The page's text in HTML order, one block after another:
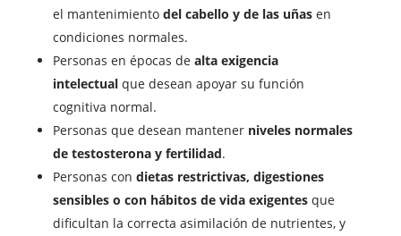
el mantenimiento del cabello y de las uñasen
condiciones normales.
Personas en épocas de alta exigencia
intelectualque desean apoyar su función
cognitiva normal.
Personas que desean mantener niveles normales
de testosterona y fertilidad.
Personas con dietas restrictivas, digestiones
sensibles o con hábitos de vida exigentesque
dificultan la correcta asimilación de nutrientes, y